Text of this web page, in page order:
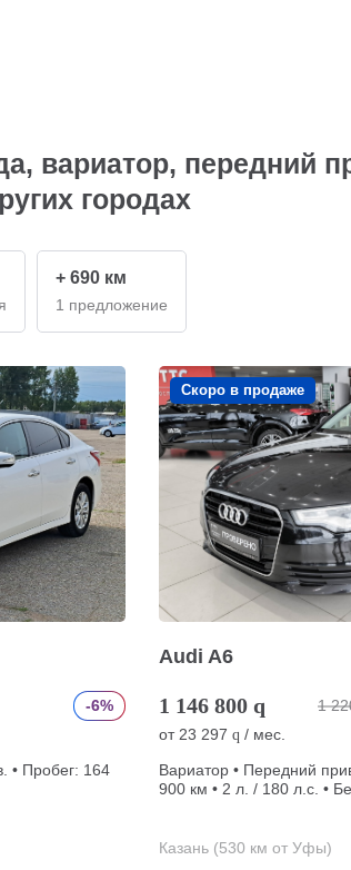
вариатор, передний
городах
+ 690 км
1 предложение
-6%
• Пробег: 164
Скоро в продаже
Audi A6
1 146 800 q 1
от 23 297 q / мес.
Вариатор • Передний
900 км • 2 л. / 180 л.с. •
Казань (530 км от Уфы)